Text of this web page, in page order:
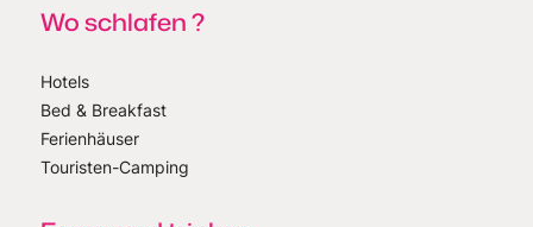
Wo schlafen ?
Hotels
Bed & Breakfast
Ferienhäuser
Touristen-Camping